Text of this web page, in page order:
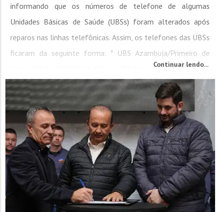
informando que os números de telefone de algumas
Unidades Básicas de Saúde (UBSs) foram alterados após
reparos nas linhas telefônicas. Assim, os telefones das UBSs
ficaram da seguinte forma: * UBS Azambuja/Primeiro de
Maio: 2204-2090/2204-2091 * UBS São Luiz: 2204-2089 *
UBS Centro: 2204-2092 * UBS Limeira Alta: 2204-2088 *...
Continuar lendo...